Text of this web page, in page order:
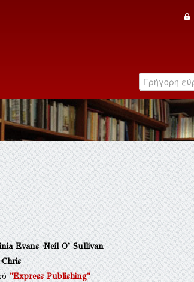
Evans·Neil O' Sullivan
·Chris
"Express Publishing"